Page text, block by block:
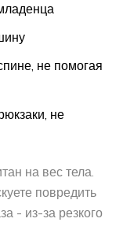
не помогая
не
на вес тела.
повредить
- из-за резкого